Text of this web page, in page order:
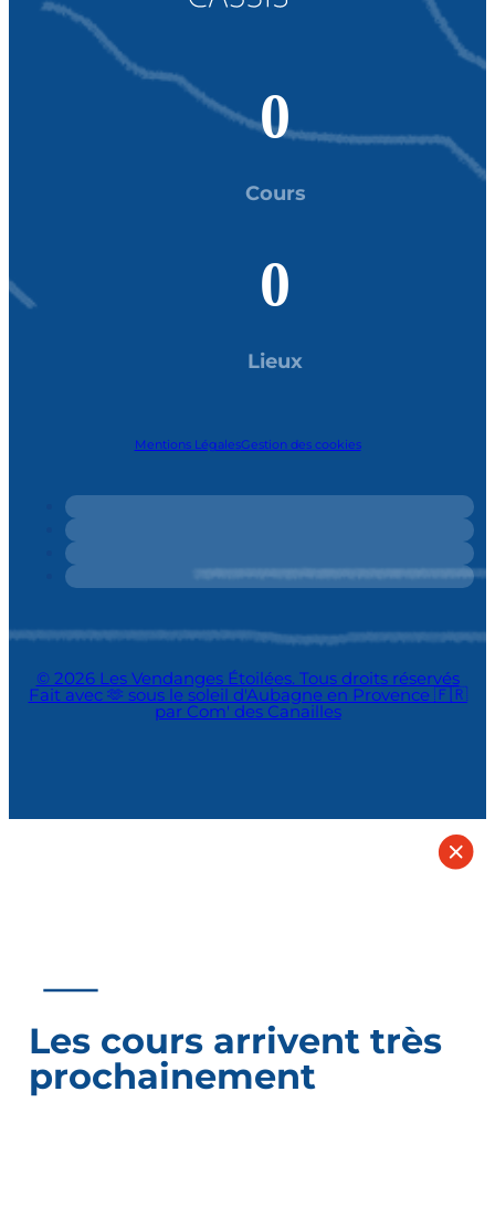
0
Cours
0
Lieux
Mentions LégalesGestion des cookies
© 2026 Les Vendanges Étoilées. Tous droits réservés
Fait avec 🫶 sous le soleil d'Aubagne en Provence 🇫🇷
par Com' des Canailles
Les cours arrivent très
prochainement